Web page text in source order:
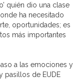
quién dio una clase
ha necesitado
oportunidades; es
más importantes
a las emociones y
pasillos de EUDE